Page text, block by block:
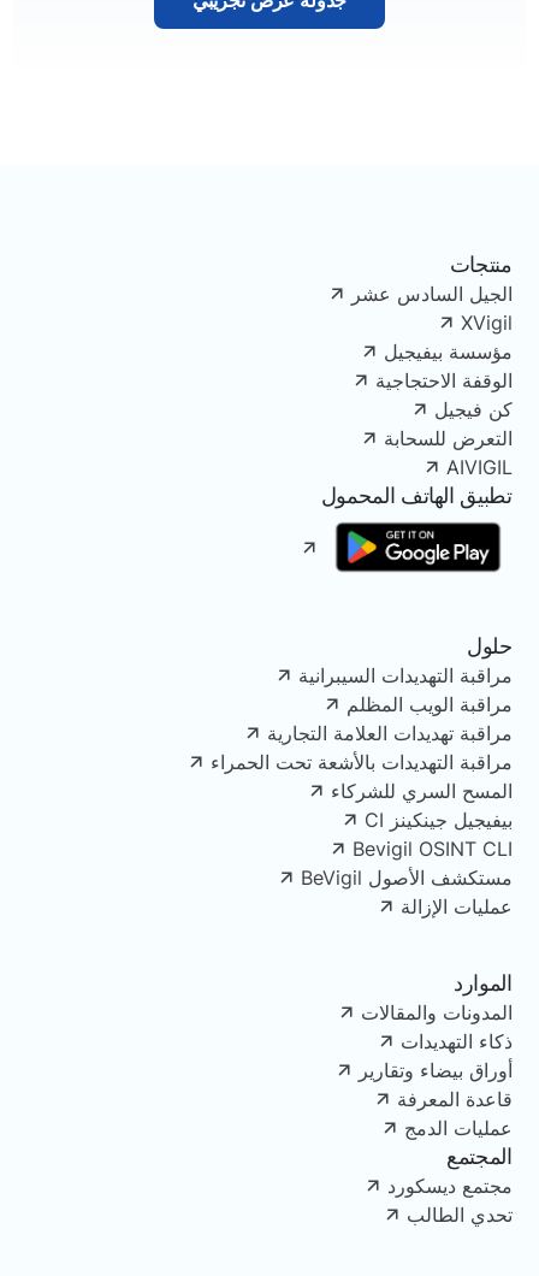
منتجات
الجيل السادس عشر
XVigil
مؤسسة بيفيجيل
الوقفة الاحتجاجية
كن فيجيل
التعرض للسحابة
AIVIGIL
تطبيق الهاتف المحمول
حلول
مراقبة التهديدات السيبرانية
مراقبة الويب المظلم
مراقبة تهديدات العلامة التجارية
مراقبة التهديدات بالأشعة تحت الحمراء
المسح السري للشركاء
بيفيجيل جينكينز CI
Bevigil OSINT CLI
مستكشف الأصول BeVigil
عمليات الإزالة
الموارد
المدونات والمقالات
ذكاء التهديدات
أوراق بيضاء وتقارير
قاعدة المعرفة
عمليات الدمج
المجتمع
مجتمع ديسكورد
تحدي الطالب